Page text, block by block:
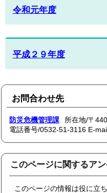
令和元年度
平成２９年度
お問合わせ先
防災危機管理課
所在地/〒
電話番号/0532-51-3116 E-
このページに関するア
このページの情報は役に立